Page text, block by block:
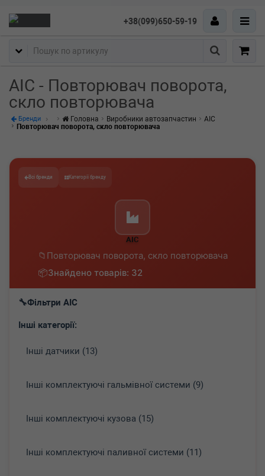
+38(099)650-59-19
Пошук
AIC - Повторювач поворота,
скло повторювача
Бренди Головна Виробники автозапчастин
AIC
Повторювач поворота, скло повторювача
Всі бренди Категорії бренду
AIC
Повторювач поворота, скло повторювача
Знайдено товарів: 32
Фільтри AIC
Інші категорії:
Інші датчики (13)
Інші комплектуючі гальмівної системи (9)
Інші комплектуючі кузова (15)
Інші комплектуючі паливної системи (11)